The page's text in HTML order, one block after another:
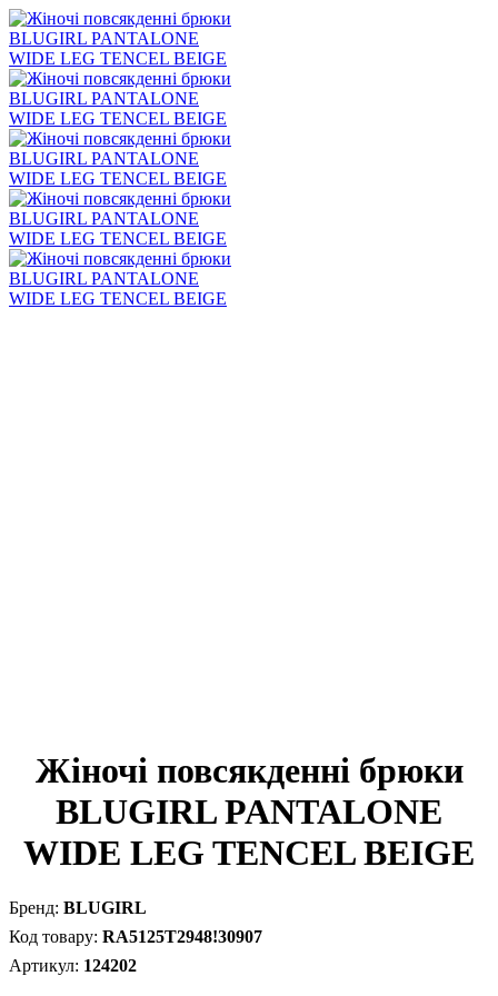
Жіночі повсякденні брюки
BLUGIRL PANTALONE
WIDE LEG TENCEL BEIGE
BLUGIRL
RA5125T2948!30907
124202